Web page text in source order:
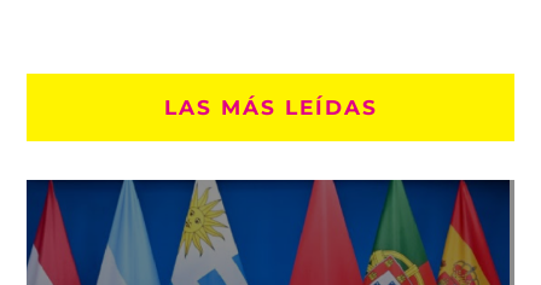
LAS MÁS LEÍDAS